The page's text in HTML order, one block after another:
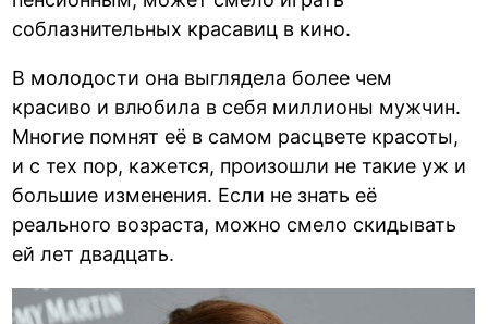
соблазнительных красавиц в кино.
В молодости она выглядела более чем
красиво и влюбила в себя миллионы мужчин.
Многие помнят её в самом расцвете красоты,
и с тех пор, кажется, произошли не такие уж и
большие изменения. Если не знать её
реального возраста, можно смело скидывать
ей лет двадцать.